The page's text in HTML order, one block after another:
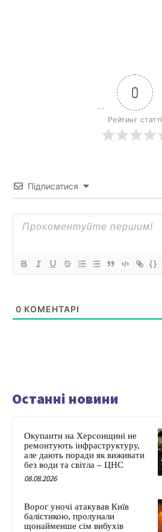
0
Рейтинг статті
Підписатися
{}
0 КОМЕНТАРІ
Останні новини
Окупанти на Херсонщині не
ремонтують інфраструктуру,
але дають поради як виживати
без води та світла – ЦНС
08.08.2026
Ворог уночі атакував Київ
балістикою, пролунали
щонайменше сім вибухів